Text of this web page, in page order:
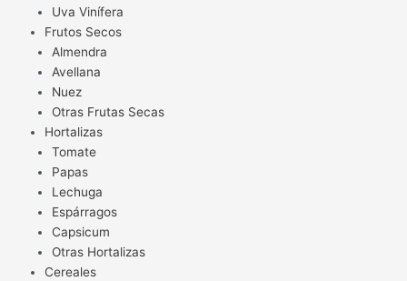
Uva Vinífera
Frutos Secos
Almendra
Avellana
Nuez
Otras Frutas Secas
Hortalizas
Tomate
Papas
Lechuga
Espárragos
Capsicum
Otras Hortalizas
Cereales